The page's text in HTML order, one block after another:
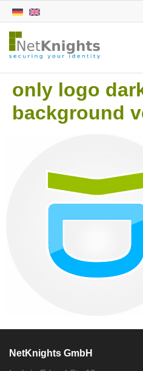
only logo
background
NetKnights GmbH